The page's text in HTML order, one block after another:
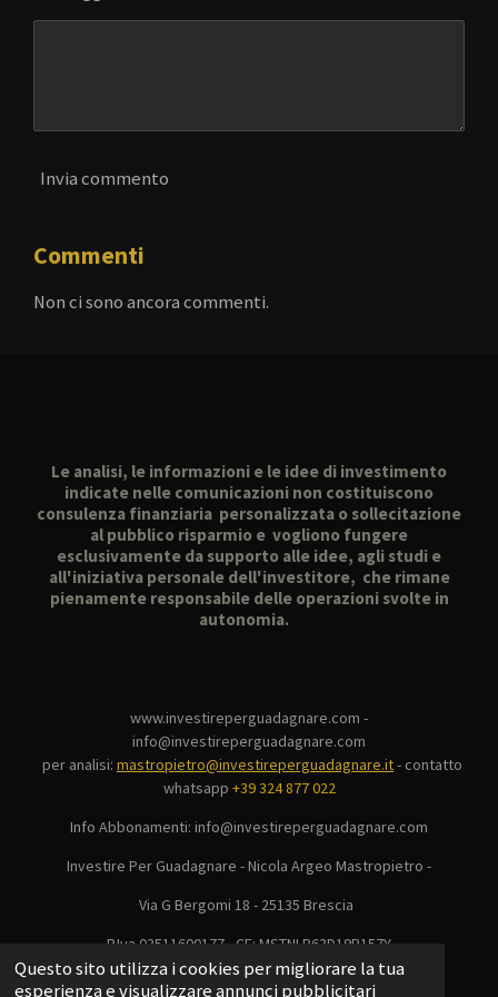
Questo sito utilizza i cookies per migliorare la tua
esperienza e visualizzare annunci pubblicitari
Invia commento
Commenti
Non ci sono ancora commenti.
Le analisi, le informazioni e le idee di investimento
indicate nelle comunicazioni non costituiscono
consulenza finanziaria personalizzata o sollecitazione
al pubblico risparmio e vogliono fungere
esclusivamente da supporto alle idee, agli studi e
all'iniziativa personale dell'investitore, che rimane
pienamente responsabile delle operazioni svolte in
autonomia.
www.investireperguadagnare.com -
info@investireperguadagnare.com
per analisi: mastropietro@investireperguadagnare.it- contatto
whatsapp +39 324 877 022
Info Abbonamenti: info@investireperguadagnare.com
Investire Per Guadagnare - Nicola Argeo Mastropietro -
Via G Bergomi 18 - 25135 Brescia
P.Iva 03511600177 - CF: MSTNLR63D19B157Y
© 2025 - 2026 Investire Per Guadagnare
Fornito daWebador